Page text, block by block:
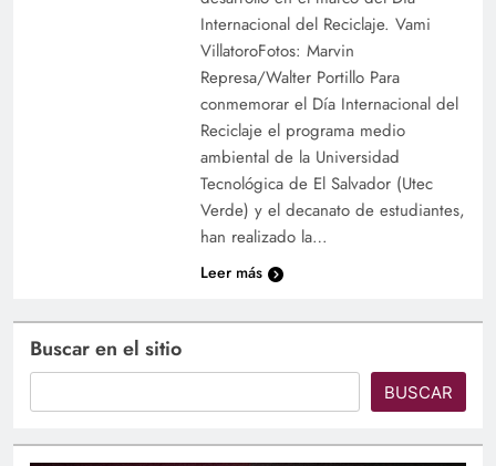
Internacional del Reciclaje. Vami
VillatoroFotos: Marvin
Represa/Walter Portillo Para
conmemorar el Día Internacional del
Reciclaje el programa medio
ambiental de la Universidad
Tecnológica de El Salvador (Utec
Verde) y el decanato de estudiantes,
han realizado la…
Leer más
Buscar en el sitio
BUSCAR